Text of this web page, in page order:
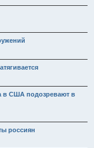
в США подозревают в
россиян